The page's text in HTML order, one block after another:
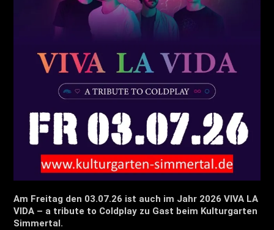
Am Freitag den 03.07.26 ist auch im Jahr 2026 VIVA LA
VIDA – a tribute to Coldplay zu Gast beim Kulturgarten
Simmertal.